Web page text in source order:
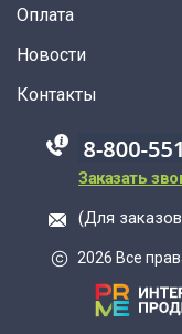
Оплата
Новости
Контакты
88005555550
Заказать
(Для
2026 Все